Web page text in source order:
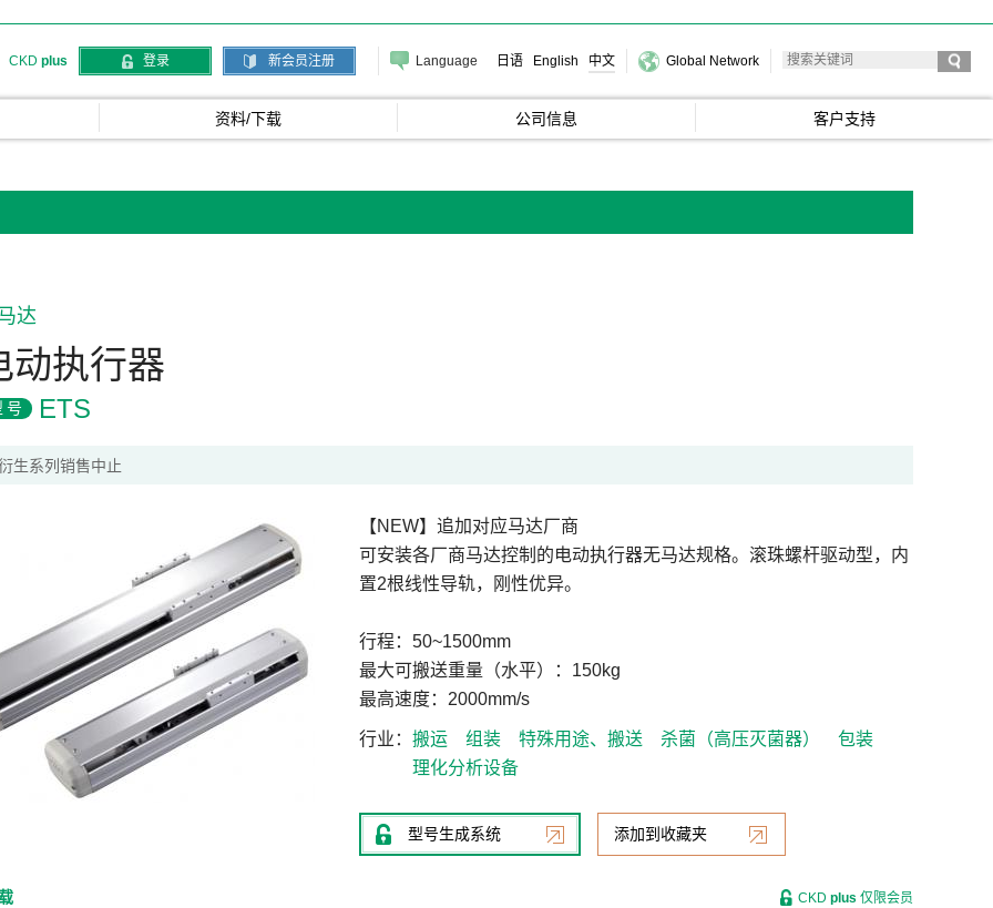
CKD plus 登录 新会员注册 Language 日语 English 中文 Global Network
资料/下载 公司信息 客户支持
达
动执行器
号 ETS
生系列销售中止
【NEW】追加对应马达厂商
可安装各厂商马达控制的电动执行器无马达规格。滚珠螺杆驱动型，内
置2根线性导轨，刚性优异。
行程：50~1500mm
最大可搬送重量（水平）：150kg
最高速度：2000mm/s
行业 搬运 组装 特殊用途、搬送 杀菌（高压灭菌器）
包装
理化分析设备
型号生成系统 添加到收藏夹
CKD plus 仅限会员